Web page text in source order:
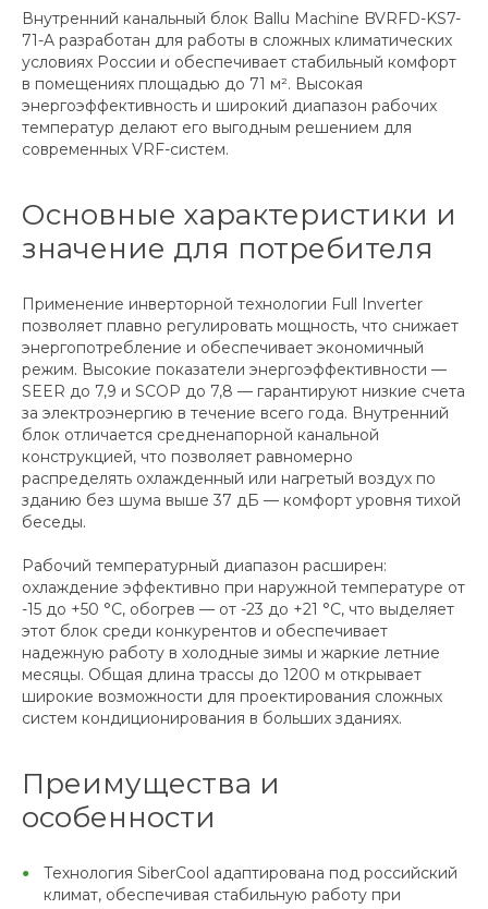
Внутренний канальный блок Ballu Machine BVRFD-KS7-
71-A разработан для работы в сложных климатических
условиях России и обеспечивает стабильный комфорт
в помещениях площадью до 71 м². Высокая
энергоэффективность и широкий диапазон рабочих
температур делают его выгодным решением для
современных VRF-систем.
Основные характеристики и
значение для потребителя
Применение инверторной технологии Full Inverter
позволяет плавно регулировать мощность, что снижает
энергопотребление и обеспечивает экономичный
режим. Высокие показатели энергоэффективности —
SEER до 7,9 и SCOP до 7,8 — гарантируют низкие счета
за электроэнергию в течение всего года. Внутренний
блок отличается средненапорной канальной
конструкцией, что позволяет равномерно
распределять охлажденный или нагретый воздух по
зданию без шума выше 37 дБ — комфорт уровня тихой
беседы.
Рабочий температурный диапазон расширен:
охлаждение эффективно при наружной температуре от
-15 до +50 °С, обогрев — от -23 до +21 °С, что выделяет
этот блок среди конкурентов и обеспечивает
надежную работу в холодные зимы и жаркие летние
месяцы. Общая длина трассы до 1200 м открывает
широкие возможности для проектирования сложных
систем кондиционирования в больших зданиях.
Преимущества и
особенности
Технология SiberCool адаптирована под российский
климат, обеспечивая стабильную работу при